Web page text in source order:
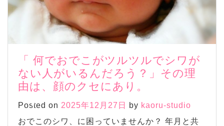
「 何でおでこがツルツルでシワが
ない人がいるんだろう？」その理
由は、顔のクセにあり。
Posted on 2025年12月27日 by kaoru-studio
おでこのシワ、に困っていませんか？ 年月と共